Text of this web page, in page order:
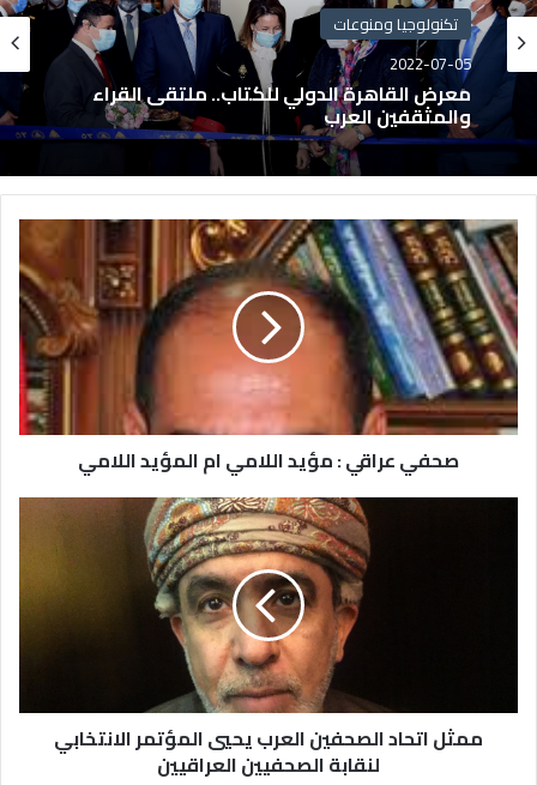
تكنولوجيا ومنوعات
2022-07-05
معرض القاهرة الدولي للكتاب.. ملتقى القراء
والمثقفين العرب
صحفي عراقي : مؤيد اللامي ام المؤيد اللامي
ممثل اتحاد الصحفين العرب يحيي المؤتمر الانتخابي
لنقابة الصحفيين العراقيين